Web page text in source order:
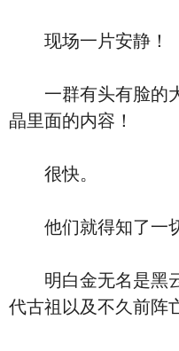
现场一片安静！
一群有头有脸的大
晶里面的内容！
很快。
他们就得知了一
明白金无名是黑云
代古祖以及不久前阵